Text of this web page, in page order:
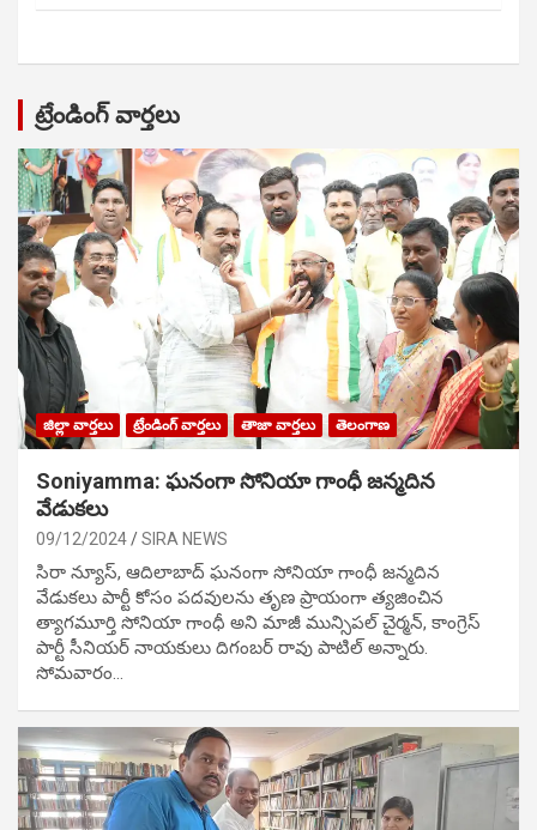
ట్రేండింగ్ వార్తలు
జిల్లా వార్తలు ట్రేండింగ్ వార్తలు తాజా వార్తలు తెలంగాణ
Soniyamma: ఘ‌నంగా సోనియా గాంధీ జ‌న్మ‌దిన
వేడుక‌లు
09/12/2024 SIRA NEWS
సిరా న్యూస్, ఆదిలాబాద్ ఘ‌నంగా సోనియా గాంధీ జ‌న్మ‌దిన
వేడుక‌లు పార్టీ కోసం ప‌ద‌వుల‌ను తృణ ప్రాయంగా త్య‌జించిన
త్యాగమూర్తి సోనియా గాంధీ అని మాజీ మున్సిప‌ల్ చైర్మ‌న్, కాంగ్రెస్
పార్టీ సీనియ‌ర్ నాయ‌కులు దిగంబ‌ర్ రావు పాటిల్ అన్నారు.
సోమవారం…